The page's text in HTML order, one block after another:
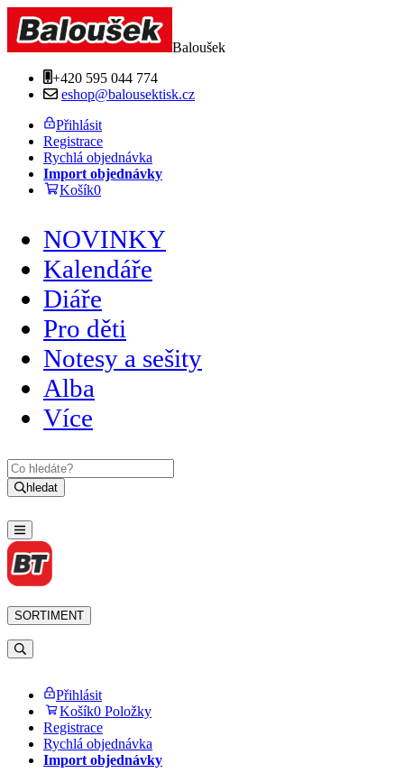
Baloušek
+420 595 044 774
eshop@balousektisk.cz
Přihlásit
Registrace
Rychlá objednávka
Import objednávky
Košík0
NOVINKY
Kalendáře
Diáře
Pro děti
Notesy a sešity
Alba
Více
hledat
SORTIMENT
Přihlásit
Košík0 Položky
Registrace
Rychlá objednávka
Import objednávky